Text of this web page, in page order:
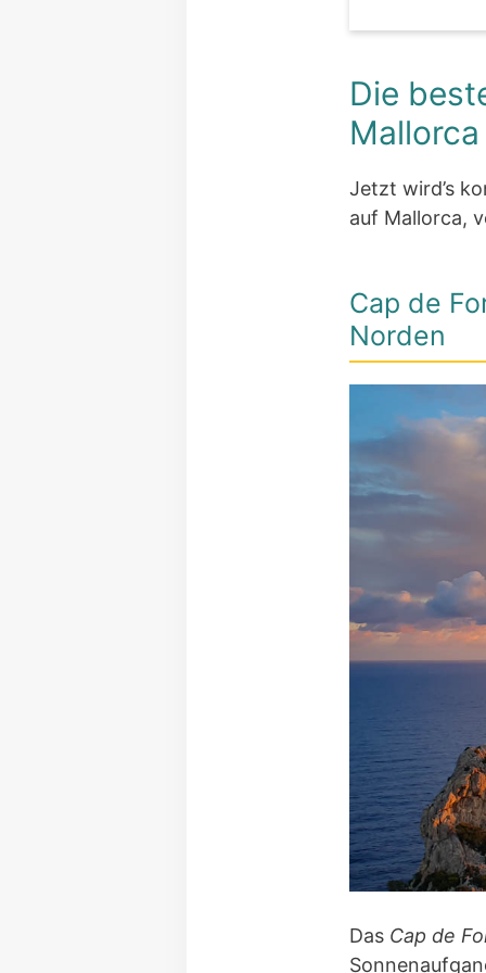
Die
Mallorca
Jetzt wird’s
auf Mallorca,
Cap de
Norden
Das Cap de